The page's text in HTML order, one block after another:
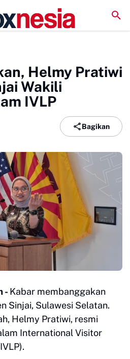
Sosialisasi Organisasi di Sejumlah
Helmy Pratiwi
Wakili
IVLP
Bagikan
- Kabar membanggakan
Sinjai, Sulawesi Selatan.
Helmy Pratiwi, resmi
International Visitor